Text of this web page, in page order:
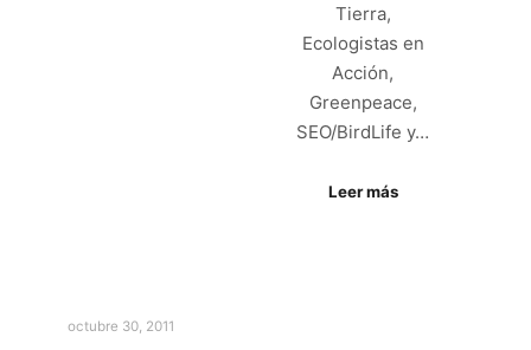
Tierra,
Ecologistas en
Acción,
Greenpeace,
SEO/BirdLife y…
Leer más
octubre 30, 2011